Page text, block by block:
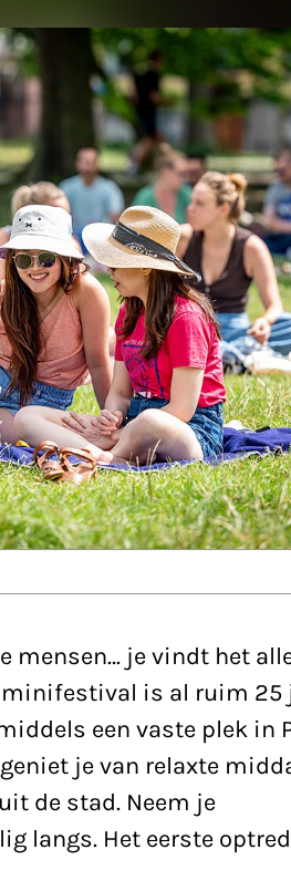
mensen… je vindt het
minifestival is al ruim 25
een vaste plek in
je van relaxte
de stad. Neem je
langs. Het eerste